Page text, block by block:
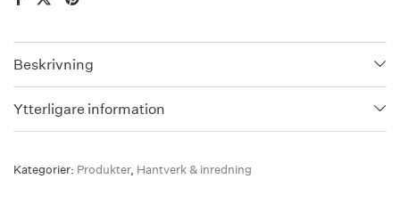
Beskrivning
Ytterligare information
Kategorier: Produkter, Hantverk & inredning